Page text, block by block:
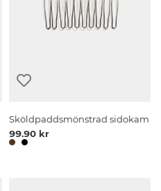
Sköldpaddsmönstrad sidokam
99.90 kr